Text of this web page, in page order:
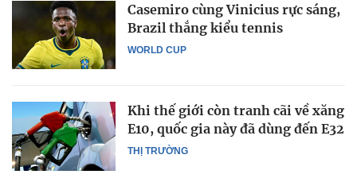
WORLD CUP
Casemiro cùng Vinicius rực sáng,
Brazil thắng kiểu tennis
THỊ TRƯỜNG
Khi thế giới còn tranh cãi về xăng
E10, quốc gia này đã dùng đến E32